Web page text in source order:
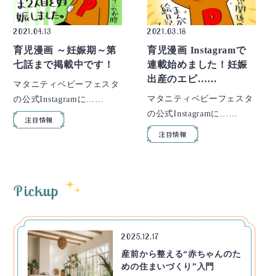
2021.04.13
育児漫画 ～妊娠期～第
七話まで掲載中です！
マタニティベビーフェスタ
の公式Instagramに……
注目情報
2021.03.18
育児漫画 Instagramで
連載始めました！妊娠
出産のエピ……
マタニティベビーフェスタ
の公式Instagramに……
注目情報
Pickup
2025.12.17
産前から整える“赤ちゃんのた
めの住まいづくり”入門